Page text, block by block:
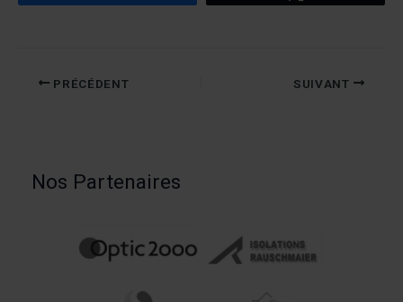
PRÉCÉDENT SUIVANT
Nos Partenaires